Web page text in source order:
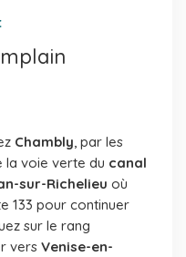
Chambly, par les
la voie verte du canal
sur-Richelieu où
133 pour continuer
sur le rang
vers Venise-en-